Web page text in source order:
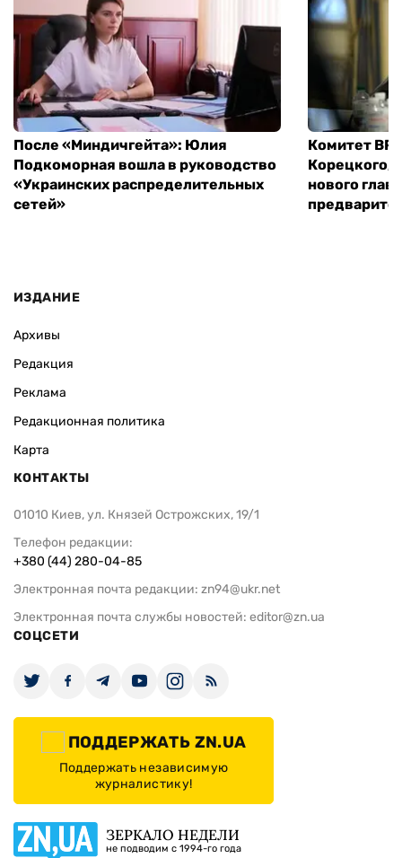
После «Миндичгейта»: Юлия
Подкоморная вошла в руководство
«Украинских распределительных
сетей»
Комитет ВР
Корецкого,
нового
ИЗДАНИЕ
Архивы
Редакция
Реклама
Редакционная политика
Карта
КОНТАКТЫ
01010 Киев, ул. Князей Острожских, 19/1
Телефон редакции:
+380 (44) 280-04-85
Электронная почта редакции: zn94@ukr.net
Электронная почта службы новостей: editor@zn.ua
СОЦСЕТИ
ПОДДЕРЖАТЬ ZN.UA
Поддержать независимую
журналистику!
ЗЕРКАЛО НЕДЕЛИ
не подводим с 1994-го года